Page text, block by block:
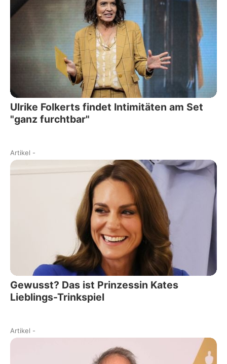
Ulrike Folkerts findet Intimitäten am Set
"ganz furchtbar"
Artikel -
Gewusst? Das ist Prinzessin Kates
Lieblings-Trinkspiel
Artikel -